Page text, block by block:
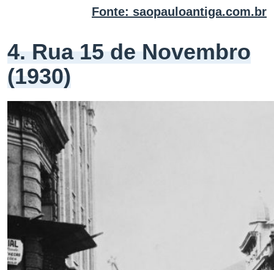
Fonte: saopauloantiga.com.br
4. Rua 15 de Novembro
(1930)